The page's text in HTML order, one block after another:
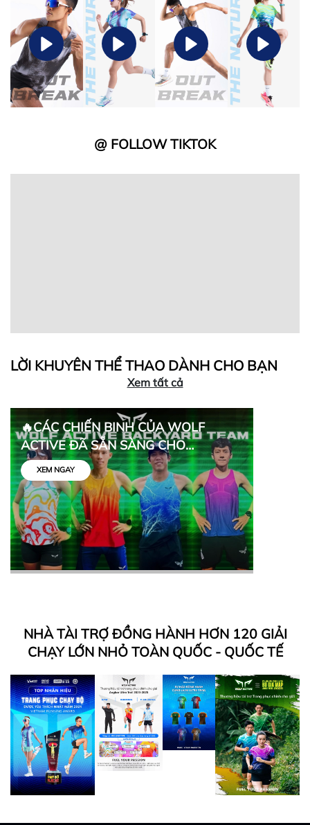
@ FOLLOW TIKTOK
LỜI KHUYÊN THỂ THAO DÀNH CHO BẠN
Xem tất cả
🔥CÁC CHIẾN BINH CỦA WOLF
ACTIVE ĐÃ SẴN SÀNG CHO
BACKYARD ULTRA 2025 Backyard
Ultra 2025
XEM NGAY
NHÀ TÀI TRỢ ĐỒNG HÀNH HƠN 120 GIẢI
CHẠY LỚN NHỎ TOÀN QUỐC - QUỐC TẾ